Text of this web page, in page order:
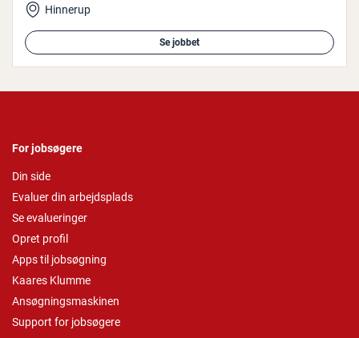
Hinnerup
Se jobbet
For jobsøgere
Din side
Evaluer din arbejdsplads
Se evalueringer
Opret profil
Apps til jobsøgning
Kaares Klumme
Ansøgningsmaskinen
Support for jobsøgere